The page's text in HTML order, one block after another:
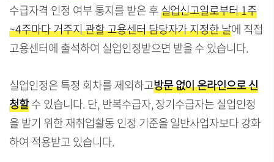
수급자격 인정 여부 통지를 받은 후실업신고일로부터 1주
~4주마다 거주지 관할 고용센터 담당자가 지정한 날에 직접
고용센터에 출석하여 실업인정받으면 받을 수 있습니다.
실업인정은 특정 회차를 제외하고방문 없이 온라인으로 신
청할수 있습니다. 단, 반복수급자, 장기수급자는 실업인정
을 받기 위한 재취업활동 인정 기준을 일반사업자보다 강화
하여 적용받고 있습니다.